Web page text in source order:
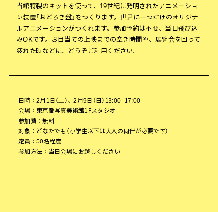
当館特製のキットを使って、19世紀に発明されたアニメーショ
ン装置「おどろき盤」をつくります。世界に一つだけのオリジナ
ルアニメーションがつくれます。参加予約は不要、当日飛び込
みOKです。お目当ての上映までの空き時間や、展覧会を回って
疲れた時などに、どうぞご利用ください。
日時：2月1日（土）、2月9日（日）13:00–17:00
会場：東京都写真美術館1Fスタジオ
参加費：無料
対象：どなたでも（小学生以下は大人の同伴が必要です）
定員：50名程度
参加方法：当日会場にお越しください